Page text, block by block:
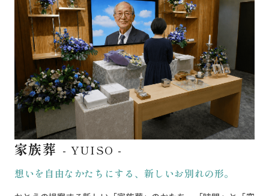
家族葬 - YUISO -
想いを自由なかたちにする、新しいお別れの形。